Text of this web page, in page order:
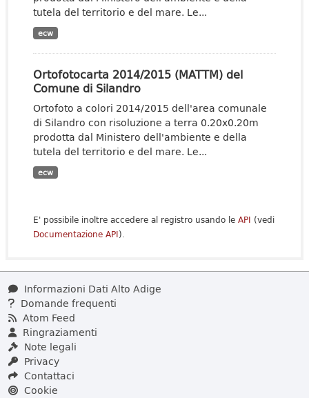
tutela del territorio e del mare. Le...
ecw
Ortofotocarta 2014/2015 (MATTM) del
Comune di Silandro
Ortofoto a colori 2014/2015 dell'area comunale
di Silandro con risoluzione a terra 0.20x0.20m
prodotta dal Ministero dell'ambiente e della
tutela del territorio e del mare. Le...
ecw
E' possibile inoltre accedere al registro usando le API (vedi
Documentazione API).
Informazioni Dati Alto Adige
Domande frequenti
Atom Feed
Ringraziamenti
Note legali
Privacy
Contattaci
Cookie